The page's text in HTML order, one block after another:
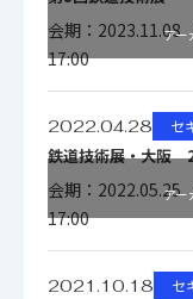
会期：2023.11.08
17:00
アー
2022.04.28 セ
鉄道技術展・大阪
会期：2022.05.25
17:00
アー
2021.10.18 セ